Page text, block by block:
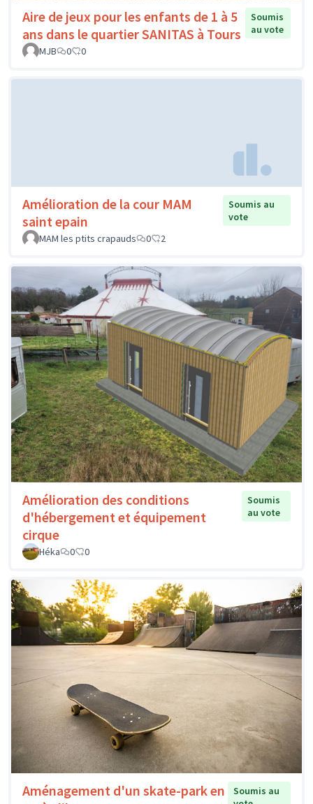
Aire de jeux pour les enfants de 1 à 5
ans dans le quartier SANITAS à Tours
Soumis
au vote
MJB
0 0
Amélioration de la cour MAM
saint epain
Soumis au
vote
MAM les ptits crapauds
0 2
Amélioration des conditions
d'hébergement et équipement
cirque
Soumis
au vote
Héka 0 0
Aménagement d'un skate-park en
Soumis au